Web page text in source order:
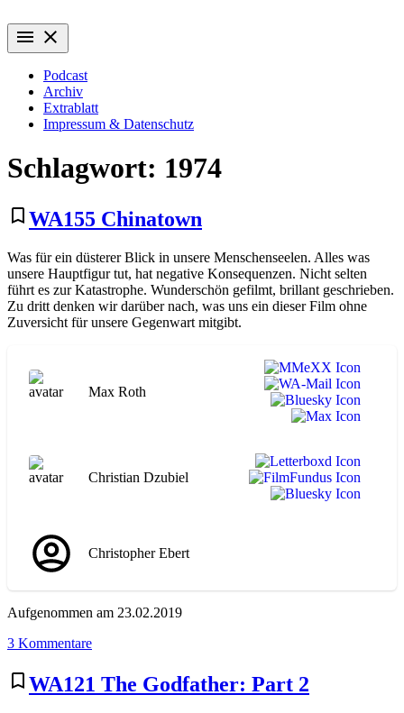
Inhalt
springen
Wiederaufführung
Alte Filme. Neu entdeckt.
menu close
Podcast
Archiv
Extrablatt
Impressum & Datenschutz
Schlagwort: 1974
bookmark_border WA155 Chinatown
Was für ein düsterer Blick in unsere Menschenseelen. Alles was
unsere Hauptfigur tut, hat negative Konsequenzen. Nicht selten
führt es zur Katastrophe. Wunderschön gefilmt, brillant geschrieben.
Zu dritt denken wir darüber nach, was uns ein dieser Film ohne
Zuversicht für unsere Gegenwart mitgibt.
Max Roth
Christian Dzubiel
Christopher Ebert
Aufgenommen am 23.02.2019
3 Kommentarezu
Chinatown
bookmark_border WA121 The Godfather: Part 2